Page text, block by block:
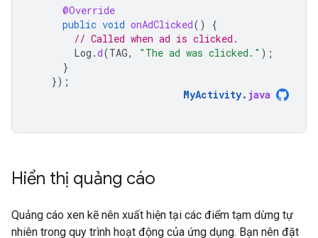
@Override
public void onAdClicked()
{
// Called when ad is clicked.
Log .d(TAG, "The ad was clicked." );
}
});
MyActivity. java
Hiển thị quảng cáo
Quảng cáo xen kẽ nên xuất hiện tại các điểm tạm dừng tự
nhiên trong quy trình hoạt động của ứng dụng. Bạn nên đặt